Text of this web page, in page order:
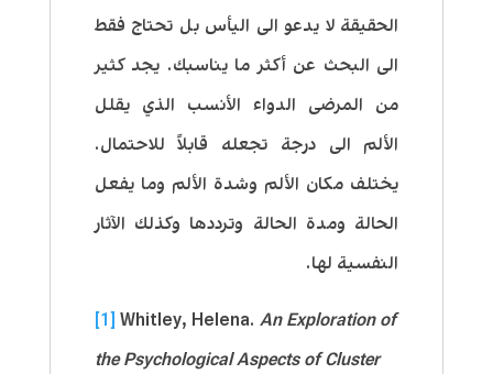
الحقيقة لا يدعو الى اليأس بل تحتاج فقط
الى البحث عن أكثر ما يناسبك. يجد كثير
من المرضى الدواء الأنسب الذي يقلل
الألم الى درجة تجعله قابلاً للاحتمال.
يختلف مكان الألم وشدة الألم وما يفعل
الحالة ومدة الحالة وترددها وكذلك الآثار
النفسية لها.
[1] Whitley, Helena. An Exploration of
the Psychological Aspects of Cluster